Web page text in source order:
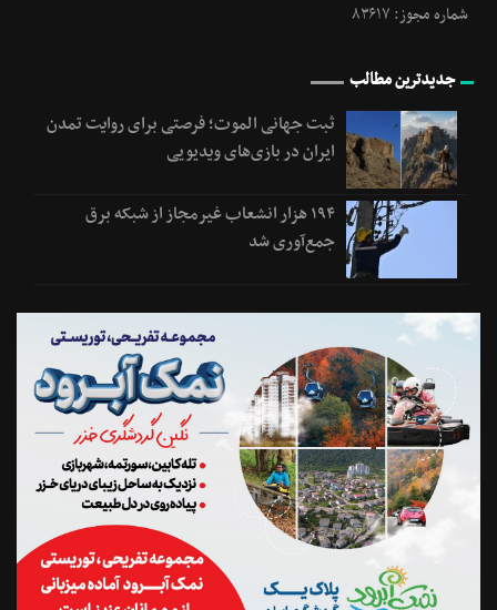
شماره مجوز: ۸۳۶۱۷
جدیدترین مطالب
ثبت جهانی الموت؛ فرصتی برای روایت تمدن
ایران در بازی‌های ویدیویی
۱۹۴ هزار انشعاب غیرمجاز از شبکه برق
جمع‌آوری شد